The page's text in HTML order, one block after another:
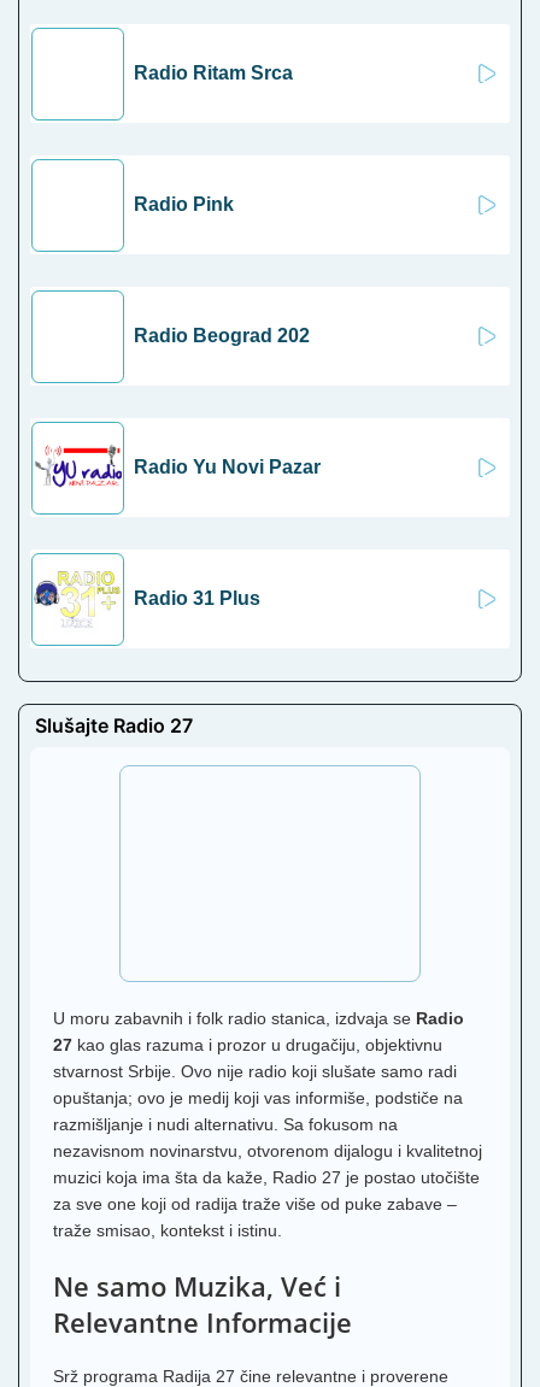
Radio Ritam Srca
Radio Pink
Radio Beograd 202
Radio Yu Novi Pazar
Radio 31 Plus
Slušajte Radio 27
U moru zabavnih i folk radio stanica, izdvaja se Radio
27 kao glas razuma i prozor u drugačiju, objektivnu
stvarnost Srbije. Ovo nije radio koji slušate samo radi
opuštanja; ovo je medij koji vas informiše, podstiče na
razmišljanje i nudi alternativu. Sa fokusom na
nezavisnom novinarstvu, otvorenom dijalogu i kvalitetnoj
muzici koja ima šta da kaže, Radio 27 je postao utočište
za sve one koji od radija traže više od puke zabave –
traže smisao, kontekst i istinu.
Ne samo Muzika, Već i
Relevantne Informacije
Srž programa Radija 27 čine relevantne i proverene